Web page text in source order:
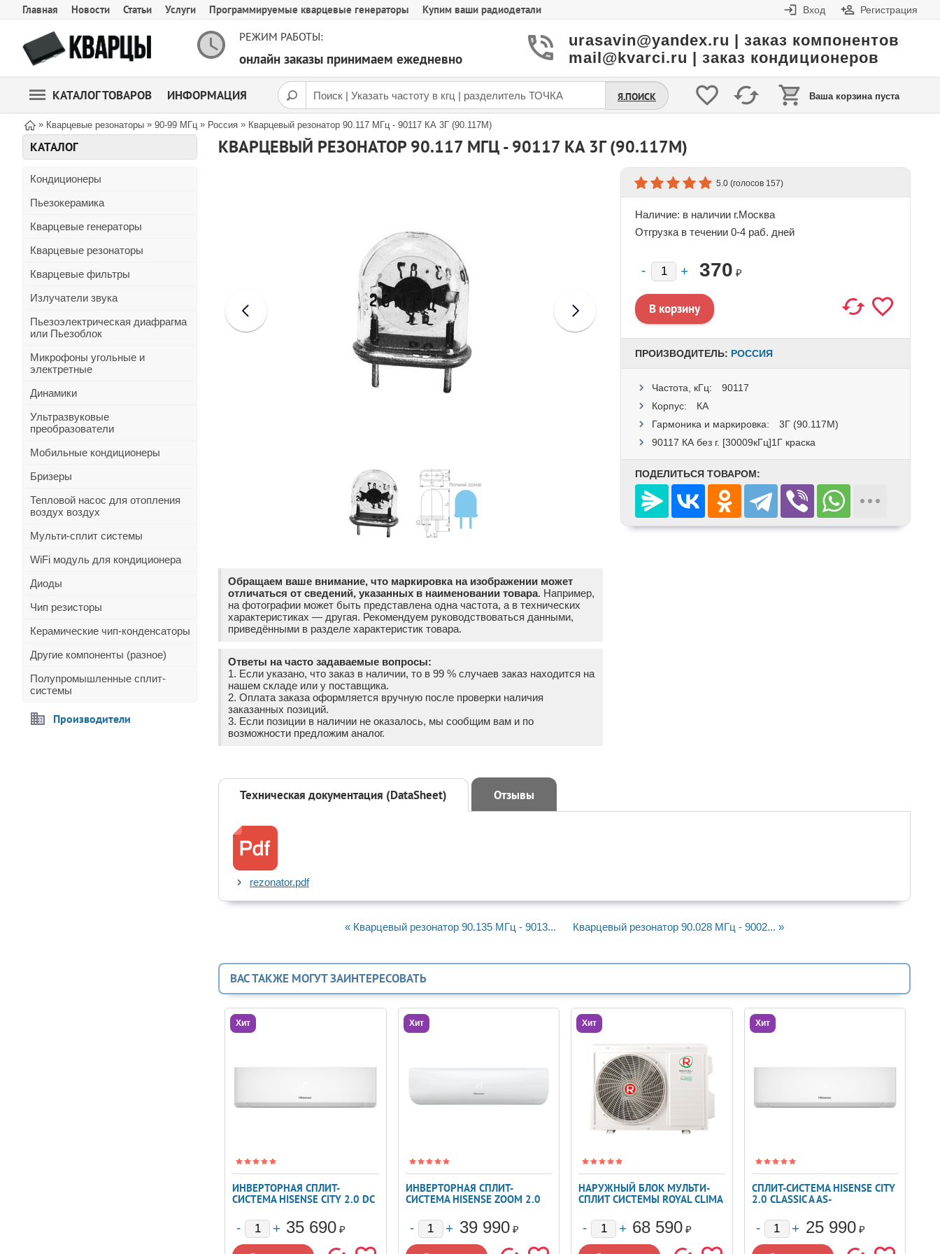
Главная Новости Статьи Услуги Программируемые кварцевые генераторы Купим ваши радиодетали Вход Регистрация
РЕЖИМ РАБОТЫ:
онлайн заказы принимаем ежедневно
urasavin@yandex.ru | заказ компонентов
mail@kvarci.ru | заказ кондиционеров
КАТАЛОГ ТОВАРОВ ИНФОРМАЦИЯ Ваша корзина пуста
Я.ПОИСК
» Кварцевые резонаторы » 90-99 МГц » Россия » Кварцевый резонатор 90.117 МГц - 90117 КА 3Г (90.117M)
КАТАЛОГ
Кондиционеры
Пьезокерамика
Кварцевые генераторы
Кварцевые резонаторы
Кварцевые фильтры
Излучатели звука
Пьезоэлектрическая диафрагма
или Пьезоблок
Микрофоны угольные и
электретные
Динамики
Ультразвуковые
преобразователи
Мобильные кондиционеры
Бризеры
Тепловой насос для отопления
воздух воздух
Мульти-сплит системы
WiFi модуль для кондиционера
Диоды
Чип резисторы
Керамические чип-конденсаторы
Другие компоненты (разное)
Полупромышленные сплит-
системы
Производители
КВАРЦЕВЫЙ РЕЗОНАТОР 90.117 МГЦ - 90117 КА 3Г (90.117M)
Обращаем ваше внимание, что маркировка на изображении может
отличаться от сведений, указанных в наименовании товара. Например,
на фотографии может быть представлена одна частота, а в технических
характеристиках — другая. Рекомендуем руководствоваться данными,
приведёнными в разделе характеристик товара.
Ответы на часто задаваемые вопросы:
1. Если указано, что заказ в наличии, то в 99 % случаев заказ находится на
нашем складе или у поставщика.
2. Оплата заказа оформляется вручную после проверки наличия
заказанных позиций.
3. Если позиции в наличии не оказалось, мы сообщим вам и по
возможности предложим аналог.
5.0 (голосов 157)
Наличие: в наличии г.Москва
Отгрузка в течении 0-4 раб. дней
370 ₽
ПРОИЗВОДИТЕЛЬ: РОССИЯ
Частота, кГц:
90117
Корпус:
КА
Гармоника и маркировка:
3Г (90.117M)
90117 КА без г. [30009кГц]1Г краска
ПОДЕЛИТЬСЯ ТОВАРОМ:
Техническая документация (DataSheet) Отзывы
rezonator.pdf
« Кварцевый резонатор 90.135 МГц - 9013... Кварцевый резонатор 90.028 МГц - 9002... »
ВАС ТАКЖЕ МОГУТ ЗАИНТЕРЕСОВАТЬ
Хит
ИНВЕРТОРНАЯ СПЛИТ-
СИСТЕМА HISENSE CITY 2.0 DC
35 690 ₽
Хит
ИНВЕРТОРНАЯ СПЛИТ-
СИСТЕМА HISENSE ZOOM 2.0
13UW4RYRKB0539 990 ₽
Хит
НАРУЖНЫЙ БЛОК МУЛЬТИ-
СПЛИТ СИСТЕМЫ ROYAL CLIMA
68 590 ₽
Хит
СПЛИТ-СИСТЕМА HISENSE CITY
2.0 CLASSIC A AS-
25 990 ₽